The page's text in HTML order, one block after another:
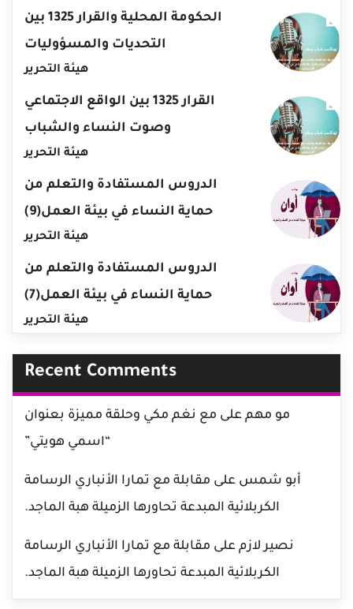
الحكومة المحلية والقرار 1325 بين
التحديات والمسؤوليات
هيئة التحرير
القرار 1325 بين الواقع الاجتماعي
وصوت النساء والشباب
هيئة التحرير
الدروس المستفادة والتعلم من
حماية النساء في بيئة العمل(9)
هيئة التحرير
الدروس المستفادة والتعلم من
حماية النساء في بيئة العمل(7)
هيئة التحرير
Recent Comments
مو مهم على مع نغم مكي وحلقة مميزة بعنوان
“اسمي هويتي”
أبو شمس على مقابلة مع تمارا الأنباري الرسامة
الكربلائية المبدعة تحاورها الزميلة هبة الماجد.
نصير لازم على مقابلة مع تمارا الأنباري الرسامة
الكربلائية المبدعة تحاورها الزميلة هبة الماجد.